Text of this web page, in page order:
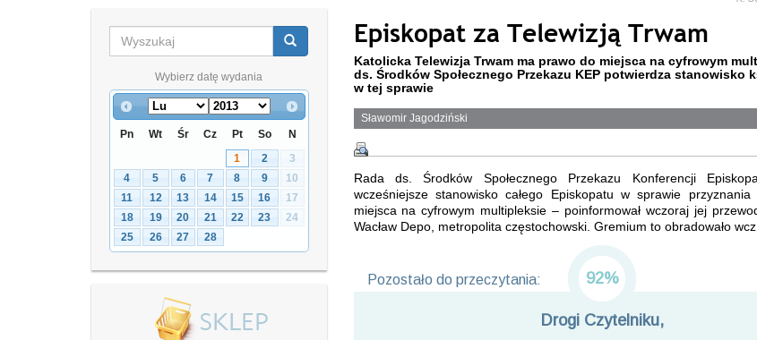
Wybierz datę wydania
Pn Wt Śr Cz Pt So
N
1
2
3
4
5 6 7 8 9
10
11
12 13 14 15 16
17
18
19 20 21 22 23
24
25
26 27 28
Episkopat za Telewizją Trwam
Katolicka Telewizja Trwam ma prawo do miejsca na cyfrowym
ds. Środków Społecznego Przekazu KEP potwierdza stanowisko
w tej sprawie
Sławomir Jagodziński
Rada ds. Środków Społecznego Przekazu Konferencji
wcześniejsze stanowisko całego Episkopatu w sprawie przyznania
miejsca na cyfrowym multipleksie – poinformował wczoraj jej
Wacław Depo, metropolita częstochowski. Gremium to obradowało wcz
Pozostało do przeczytania: 92%
Drogi Czytelniku,